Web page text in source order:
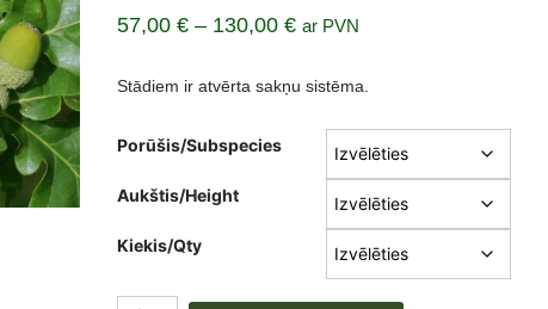
57,00€ – 130,00€Price
57,00 €
through
130,00 €
ar PVN
Stādiem ir atvērta sakņu sistēma.
Porūšis/Subspecies
Aukštis/Height
Kiekis/Qty